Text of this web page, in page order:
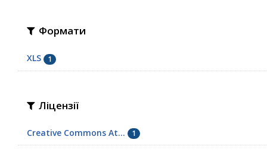
Формати
XLS 1
Ліцензії
Creative Commons At... 1